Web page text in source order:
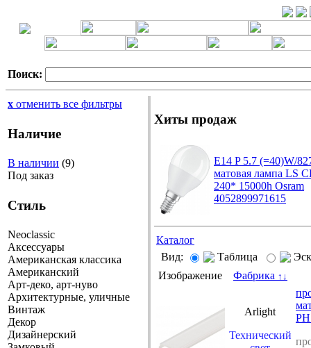
Поиск:
x отменить все фильтры
Наличие
В наличии (9)
Под заказ
Стиль
Neoclassic
Аксессуары
Американская классика
Американский
Арт-деко, арт-нуво
Архитектурные, уличные
Винтаж
Декор
Дизайнерский
Хиты продаж
E14 P 5.7 (=40)W/
матовая лампа LS
240* 15000h Osram
4052899971615
Каталог
Вид:
Таблица
Изображение
Фабрика ↑ ↓
Arlight
Технический